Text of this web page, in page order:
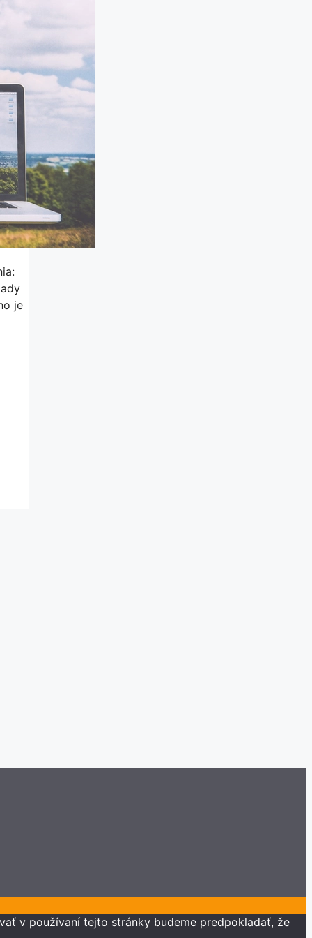
je
v používaní tejto stránky budeme predpokladať, že